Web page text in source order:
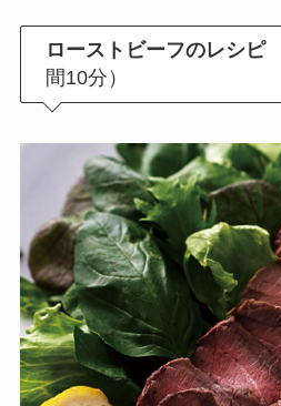
ローストビーフのレシピ
間10分）